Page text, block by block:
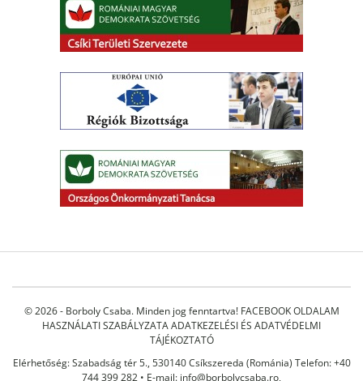
© 2026 - Borboly Csaba. Minden jog fenntartva! FACEBOOK OLDALAM
HASZNÁLATI SZABÁLYZATAADATKEZELÉSI ÉS ADATVÉDELMI
TÁJÉKOZTATÓ
Elérhetőség: Szabadság tér 5., 530140 Csíkszereda (Románia) Telefon: +40
744 399 282 • E-mail: info@borbolycsaba.ro,